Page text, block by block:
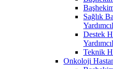
Sağlık
Destek
Teknik
Onkoloji